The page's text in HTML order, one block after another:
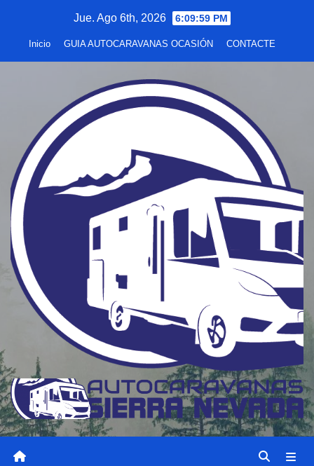
Jue. Ago 6th, 2026 6:10:00 PM
Inicio GUIA AUTOCARAVANAS OCASIÓN CONTACTE